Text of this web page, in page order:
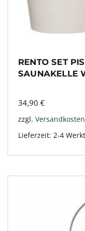
RENTO SET
SAUNAKELLE
34,90 €
zzgl. Versandkosten
Lieferzeit: 2-4